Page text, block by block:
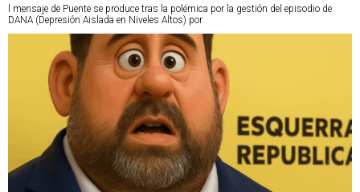
l mensaje de Puente se produce tras la polémica por la gestión del episodio de
DANA (Depresión Aislada en Niveles Altos) por